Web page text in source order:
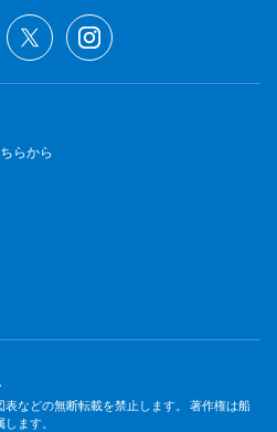
らから
などの無断転載を禁止します。 著作権は船
ます。